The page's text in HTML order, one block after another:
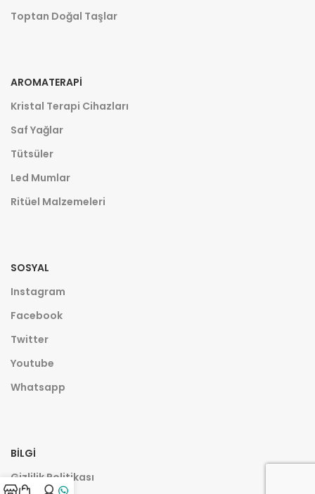
Toptan Doğal Taşlar
AROMATERAPI
Kristal Terapi Cihazları
Saf Yağlar
Tütsüler
Led Mumlar
Ritüel Malzemeleri
SOSYAL
Instagram
Facebook
Twitter
Youtube
Whatsapp
BILGI
Gizlilik Politikası